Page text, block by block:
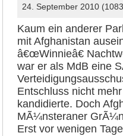
24. September 2010
Kaum ein anderer
mit Afghanistan
â€œWinnieâ€
war er als MdB eine
Entschluss nicht
kandidierte. Doch
MÃ¼nsteraner
Erst vor wenigen